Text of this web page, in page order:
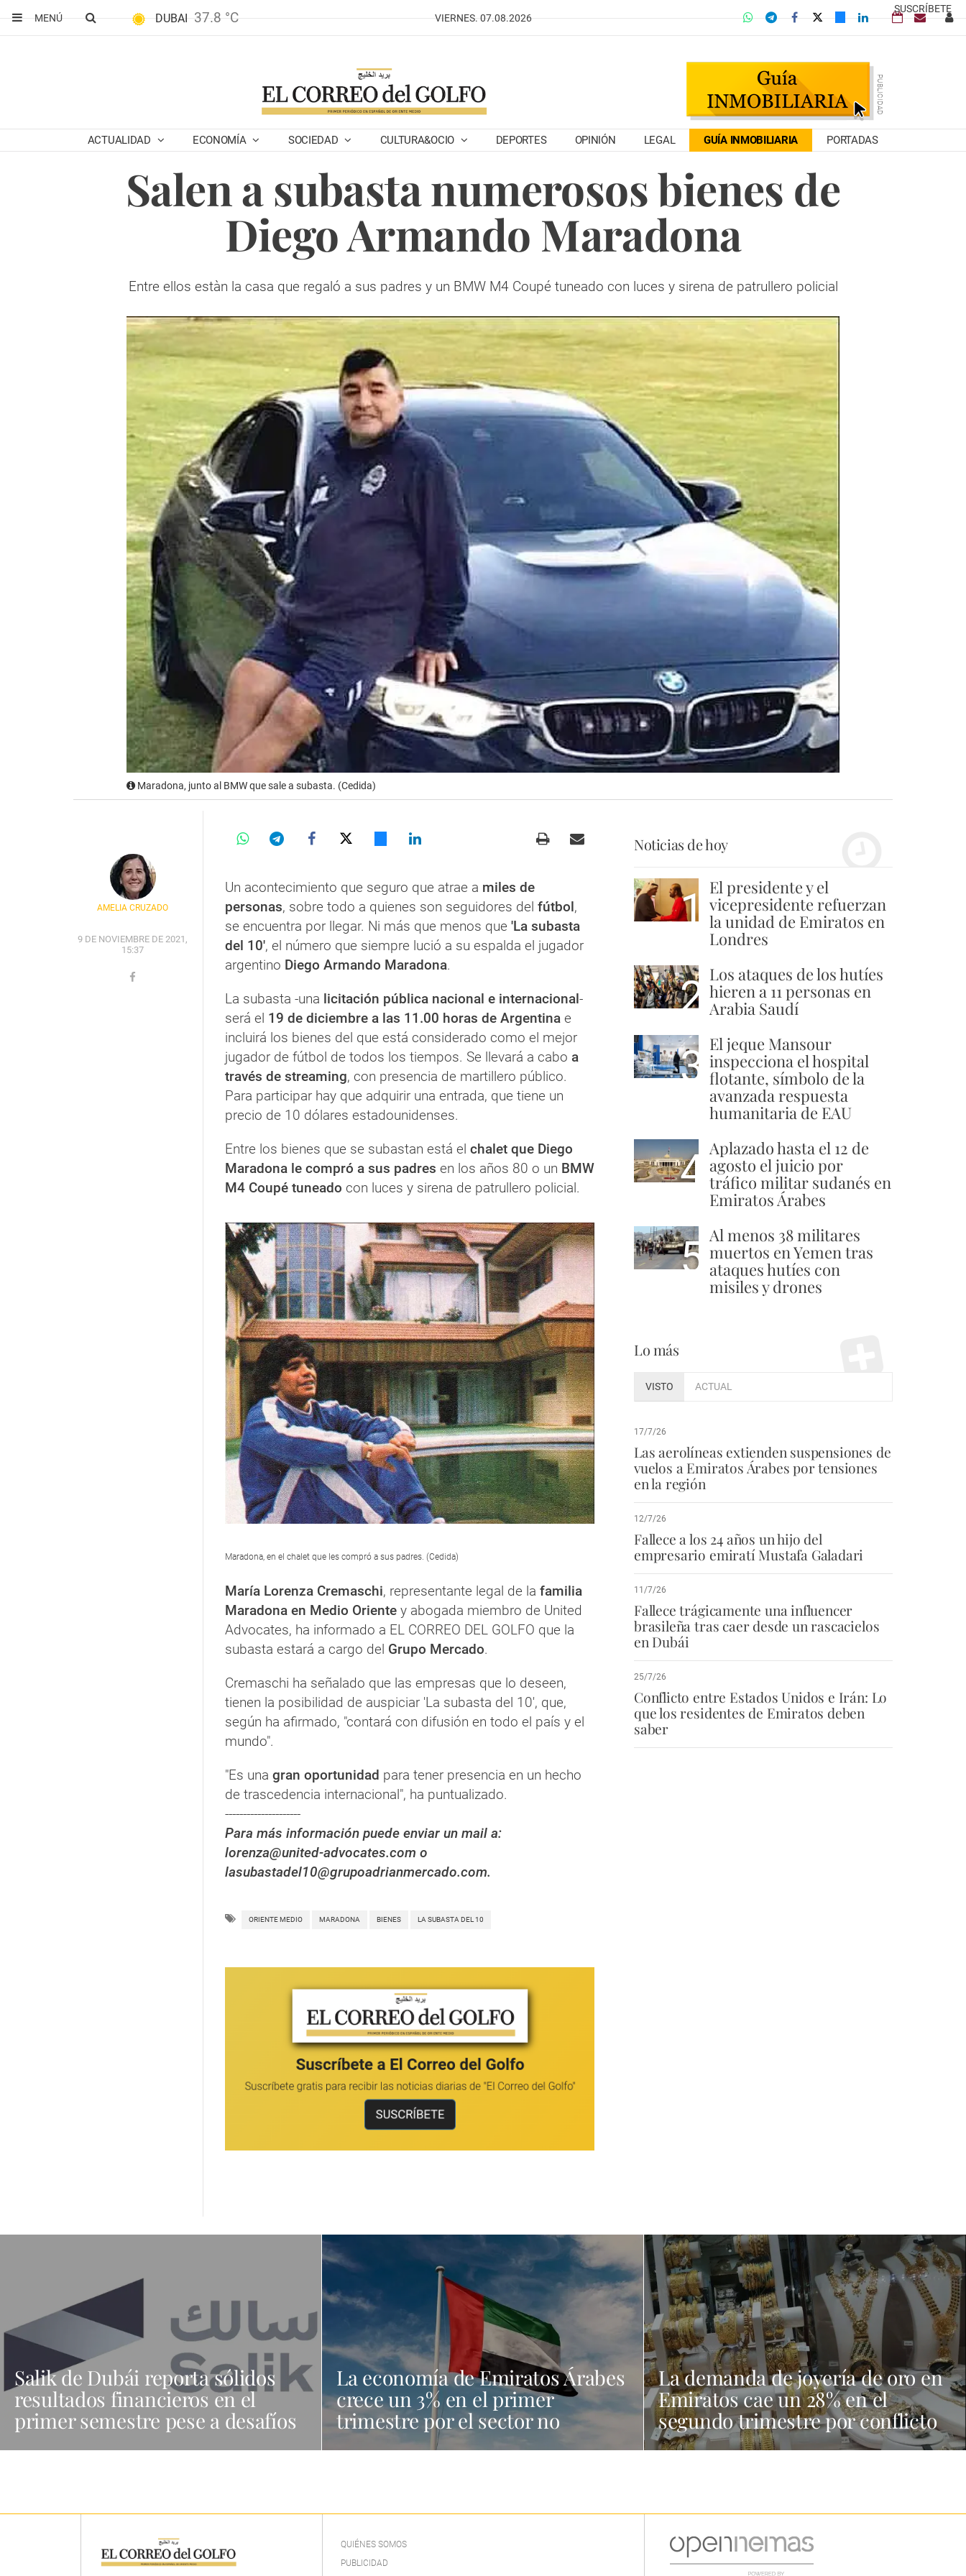
SUSCRÍBETE
MENÚ
DUBAI 37.8 °C VIERNES. 07.08.2026
ACTUALIDAD ECONOMÍA SOCIEDAD CULTURA&OCIO DEPORTES OPINIÓN LEGAL GUÍA INMOBILIARIA PORTADAS
Salen a subasta numerosos bienes de
Diego Armando Maradona
Entre ellos estàn la casa que regaló a sus padres y un BMW M4 Coupé tuneado con luces y sirena de patrullero policial
Maradona, junto al BMW que sale a subasta. (Cedida)
AMELIA CRUZADO
9 DE NOVIEMBRE DE 2021,
15:37
Un acontecimiento que seguro que atrae a miles de
personas, sobre todo a quienes son seguidores del fútbol,
se encuentra por llegar. Ni más que menos que 'La subasta
del 10', el número que siempre lució a su espalda el jugador
argentino Diego Armando Maradona.
La subasta -una licitación pública nacional e internacional-
será el 19 de diciembre a las 11.00 horas de Argentina e
incluirá los bienes del que está considerado como el mejor
jugador de fútbol de todos los tiempos. Se llevará a cabo a
través de streaming, con presencia de martillero público.
Para participar hay que adquirir una entrada, que tiene un
precio de 10 dólares estadounidenses.
Entre los bienes que se subastan está el chalet que Diego
Maradona le compró a sus padres en los años 80 o un BMW
M4 Coupé tuneado con luces y sirena de patrullero policial.
Maradona, en el chalet que les compró a sus padres. (Cedida)
María Lorenza Cremaschi, representante legal de la familia
Maradona en Medio Oriente y abogada miembro de United
Advocates, ha informado a EL CORREO DEL GOLFO que la
subasta estará a cargo del Grupo Mercado.
Cremaschi ha señalado que las empresas que lo deseen,
tienen la posibilidad de auspiciar 'La subasta del 10', que,
según ha afirmado, "contará con difusión en todo el país y el
mundo".
"Es una gran oportunidad para tener presencia en un hecho
de trascedencia internacional", ha puntualizado.
---------------------
Para más información puede enviar un mail a:
lorenza@united-advocates.com o
lasubastadel10@grupoadrianmercado.com.
ORIENTE MEDIO MARADONA BIENES LA SUBASTA DEL 10
Noticias de hoy
1 El presidente y el
vicepresidente refuerzan
la unidad de Emiratos en
Londres
2 Los ataques de los hutíes
hieren a 11 personas en
Arabia Saudí
3 El jeque Mansour
inspecciona el hospital
flotante, símbolo de la
avanzada respuesta
humanitaria de EAU
4 Aplazado hasta el 12 de
agosto el juicio por
tráfico militar sudanés en
Emiratos Árabes
5 Al menos 38 militares
muertos en Yemen tras
ataques hutíes con
misiles y drones
Lo más
VISTO ACTUAL
17/7/26
Las aerolíneas extienden suspensiones de
vuelos a Emiratos Árabes por tensiones
en la región
12/7/26
Fallece a los 24 años un hijo del
empresario emiratí Mustafa Galadari
11/7/26
Fallece trágicamente una influencer
brasileña tras caer desde un rascacielos
en Dubái
25/7/26
Conflicto entre Estados Unidos e Irán: Lo
que los residentes de Emiratos deben
saber
Salik de Dubái reporta sólidos
resultados financieros en el
primer semestre pese a desafíos
La economía de Emiratos Árabes
crece un 3% en el primer
trimestre por el sector no
petrolero
La demanda de joyería de oro en
Emiratos cae un 28% en el
segundo trimestre por conflicto
QUIÉNES SOMOS
PUBLICIDAD